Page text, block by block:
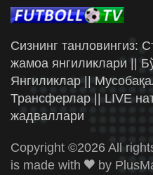
Сизнинг танловингиз:
жамоа янгиликлари ||
Янгиликлар ||
Трансферлар || LIVE
жадваллари
Copyright ©2026 All
is made with
by